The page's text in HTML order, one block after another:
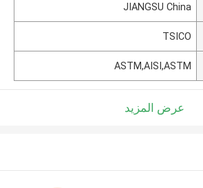
JIANGSU China
TSICO
ASTM,AISI,ASTM
عرض المزيد